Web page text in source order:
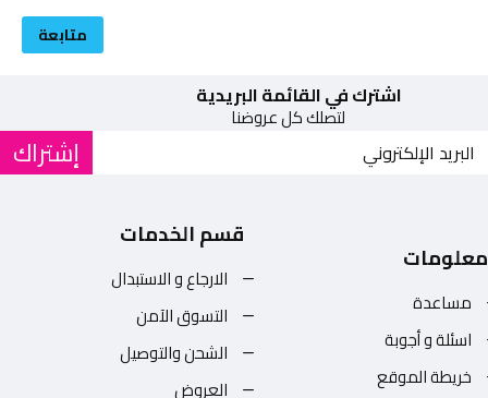
متابعة
اشترك في القائمة البريدية
لتصلك كل عروضنا
إشتراك
معلومات
مساعدة
اسئلة و أجوبة
خريطة الموقع
قسم الخدمات
الارجاع و الاستبدال
التسوق الآمن
الشحن والتوصيل
العروض